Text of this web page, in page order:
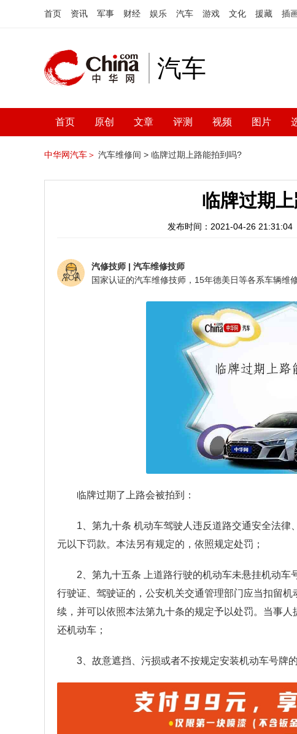
首页 资讯 军事 财经 娱乐 汽车 游戏 文化 援藏 插
汽车
首页 原创 文章 评测 视频 图片
中华网汽车＞ 汽车维修间 > 临牌过期上路能拍到吗?
临牌过期
发布时间：2021-04-26 21:31:04
汽修技师 | 汽车维修技师
临牌过期了上路会被拍到：
1、第九十条 机动车驾驶人违反道路交通安全法
元以下罚款。本法另有规定的，依照规定处罚；
2、第九十五条 上道路行驶的机动车未悬挂机动
行驶证、驾驶证的，公安机关交通管理部门应当扣留
续，并可以依照本法第九十条的规定予以处罚。当事
还机动车；
3、故意遮挡、污损或者不按规定安装机动车号牌